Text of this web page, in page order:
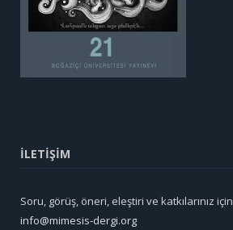
İLETİŞİM
Soru, görüş, öneri, eleştiri ve katkılarınız
info@mimesis-dergi.org